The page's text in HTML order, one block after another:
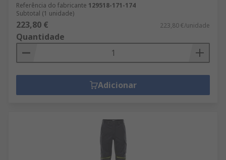
Referência do fabricante 129518-171-174
Subtotal (1 unidade)
223,80 € 223,80 €/unidade
Quantidade
Adicionar